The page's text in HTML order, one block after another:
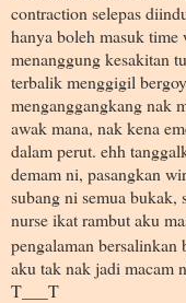
contraction selepas
hanya boleh masuk time
menanggung kesakitan
terbalik menggigil
menganggangkang nak
awak mana, nak kena
dalam perut. ehh
demam ni, pasangkan
subang ni semua
nurse ikat rambut aku
pengalaman bersalinkan
aku tak nak jadi macam
T___T